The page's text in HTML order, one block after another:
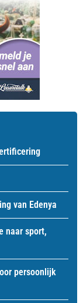
van Edenya
naar sport,
persoonlijk